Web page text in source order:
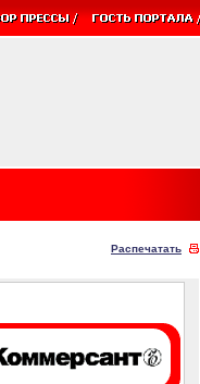
Распечатать